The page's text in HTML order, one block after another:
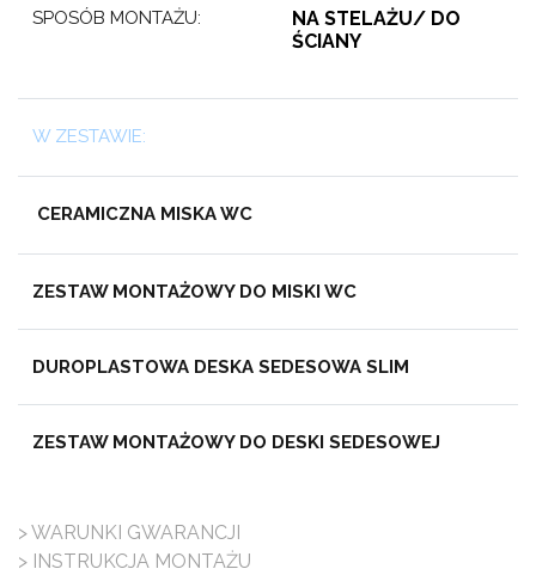
SPOSÓB MONTAŻU:
NA STELAŻU/ DO
ŚCIANY
W ZESTAWIE:
CERAMICZNA MISKA WC
ZESTAW MONTAŻOWY DO MISKI WC
DUROPLASTOWA DESKA SEDESOWA SLIM
ZESTAW MONTAŻOWY DO DESKI SEDESOWEJ
> WARUNKI GWARANCJI
> INSTRUKCJA MONTAŻU